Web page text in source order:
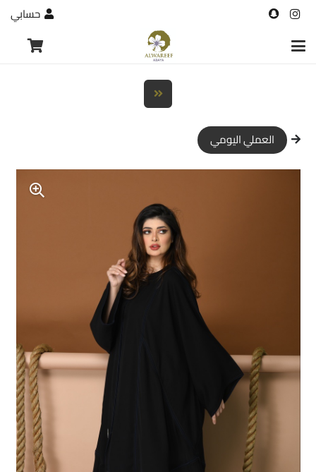
حسابي
العملي اليومي